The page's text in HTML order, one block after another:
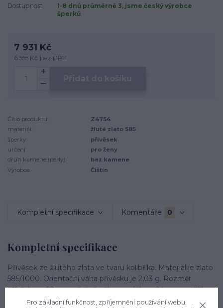
Dostupnost
1-8 dnů průměrně 3, jsme český výrobce
šperků
7 931 Kč
6 555 Kč bez DPH
Číslo produktu:
Z4754
materiál:
žluté zlato 585
šperky:
přívěsek
určení:
pro ženy
druh kamene (perly):
bez kamene
Výrobce:
Čištín
Kompletní specifikace Komentáře 0
Kompletní specifikace
Přívěsek ze žlutého zlata ve tvaru kolibříka. Materiál je zlato
585/1000. Orientační váha přívěsku je 2,03 g. Rozměr
přívěsku je 22 mm včetně očka na výšku a 24 mm na šířku.
Pro základní funkčnost, zpříjemnění používání webu,